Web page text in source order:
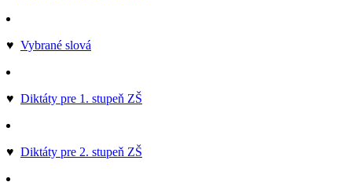
♥ Vybrané slová
♥ Diktáty pre 1. stupeň ZŠ
♥ Diktáty pre 2. stupeň ZŠ